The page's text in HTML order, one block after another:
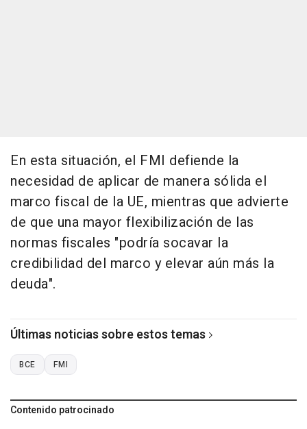
En esta situación, el FMI defiende la
necesidad de aplicar de manera sólida el
marco fiscal de la UE, mientras que advierte
de que una mayor flexibilización de las
normas fiscales "podría socavar la
credibilidad del marco y elevar aún más la
deuda".
Últimas noticias sobre estos temas
BCE FMI
Contenido patrocinado